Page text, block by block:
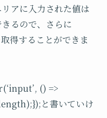
アに入力された値は
るので、さらに
得することができま
() =>
と書いていけ